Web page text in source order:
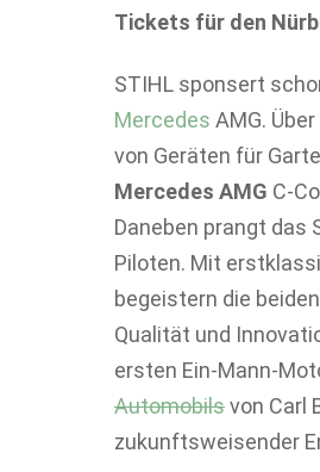
Tickets für den
STIHL sponsert
Mercedes AMG.
von Geräten für
Mercedes AMG C-
Daneben prangt das
Piloten. Mit
begeistern die
Qualität und
ersten Ein-Mann-
Automobilsvon Carl
zukunftsweisender